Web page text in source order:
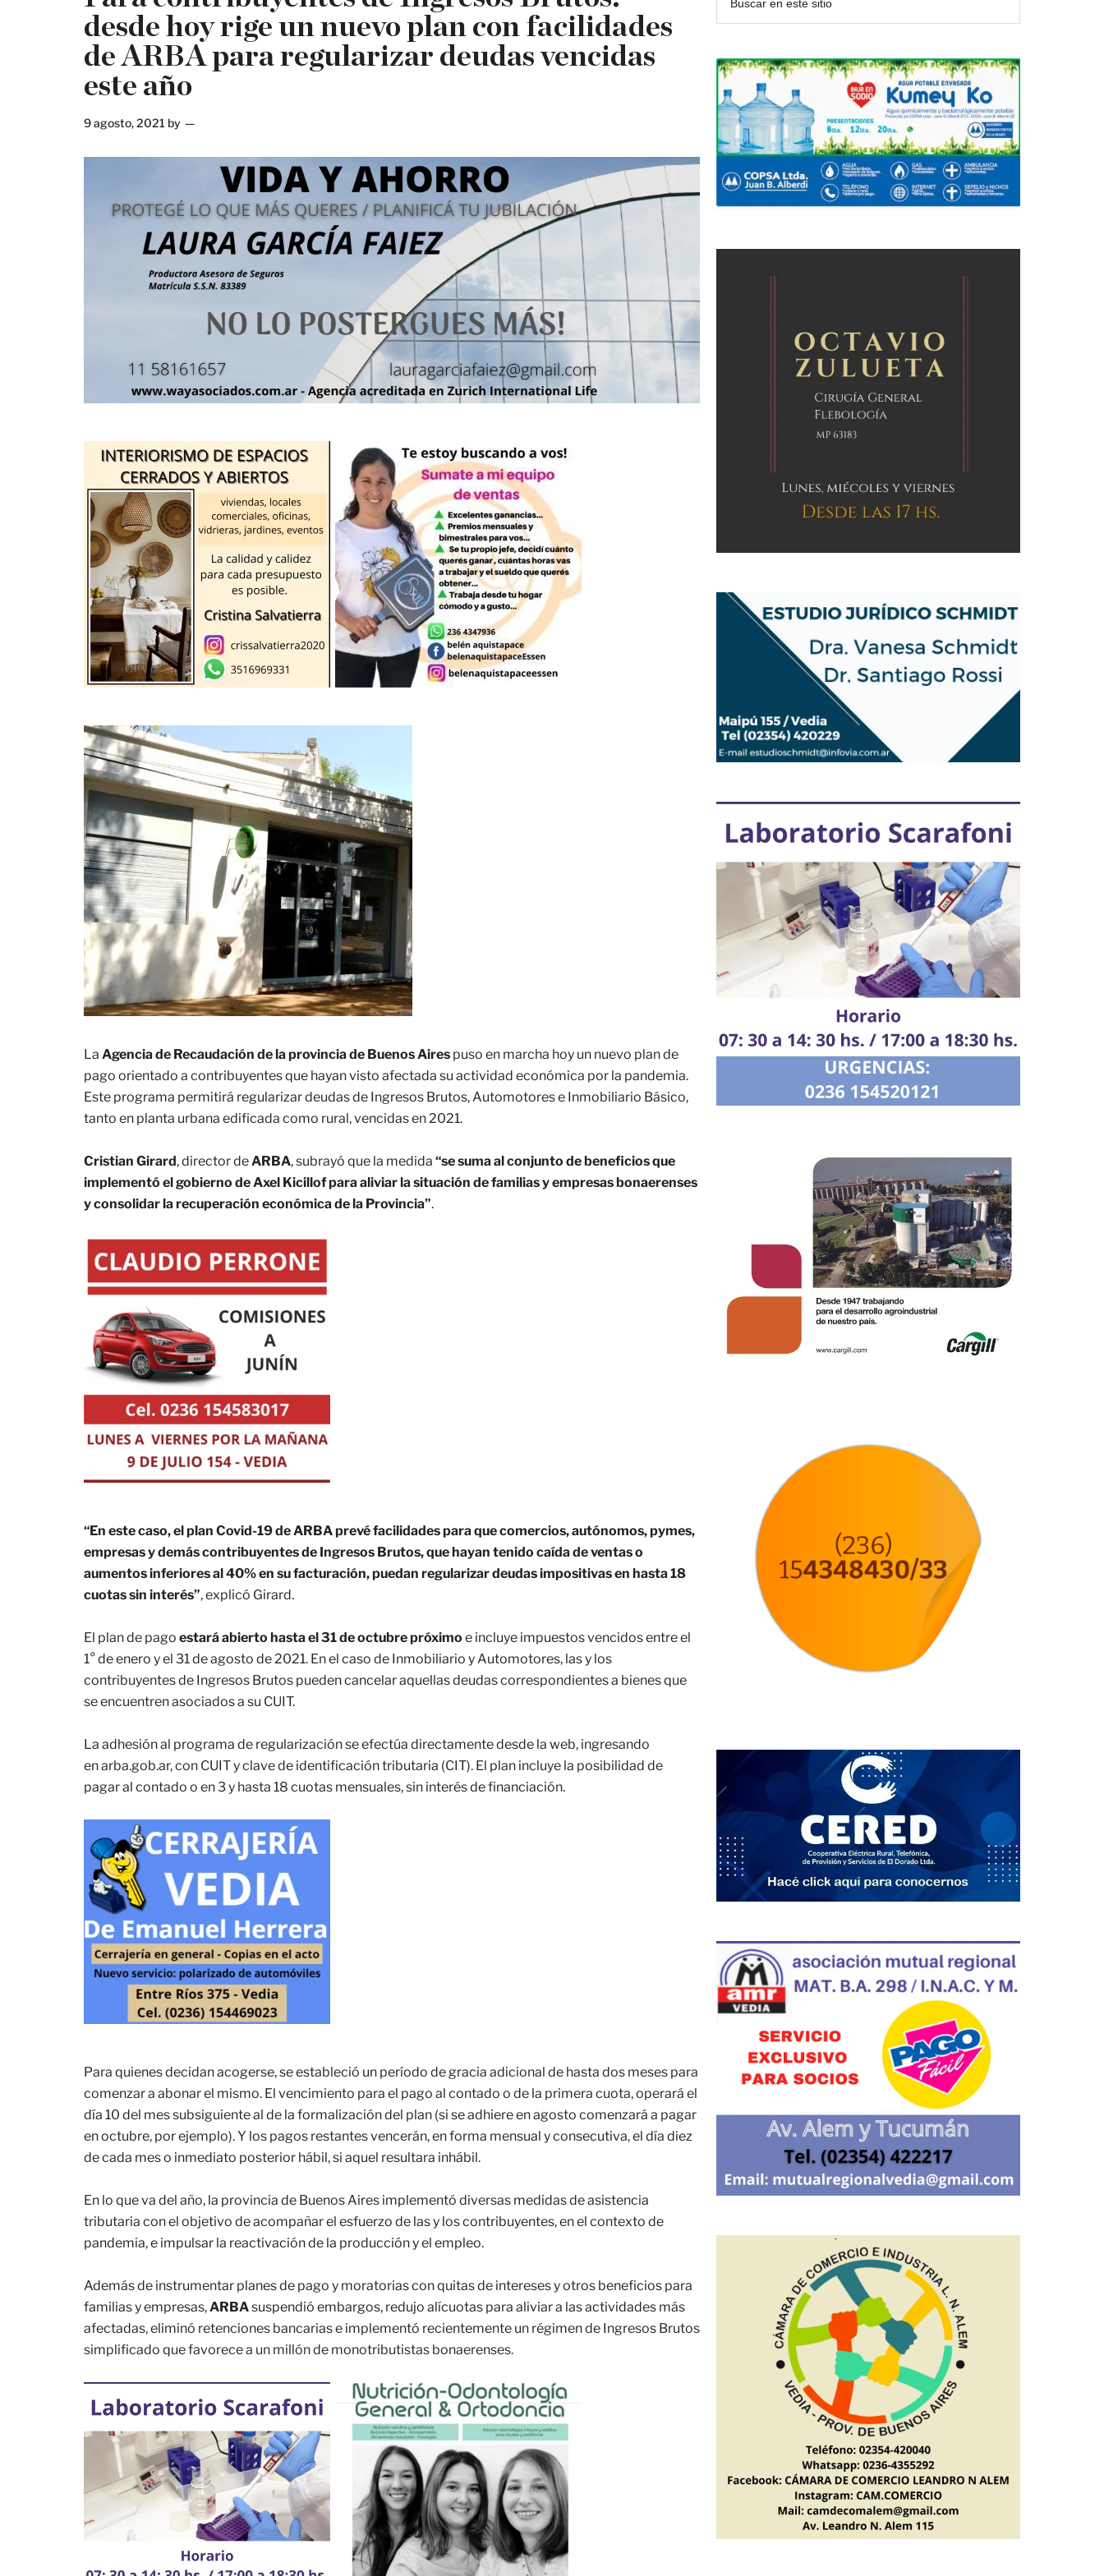
desde hoy rige un nuevo plan con facilidades
de ARBA para regularizar deudas vencidas
este año
9 agosto, 2021 by
La Agencia de Recaudación de la provincia de Buenos Aires puso en marcha hoy un nuevo plan de
pago orientado a contribuyentes que hayan visto afectada su actividad económica por la pandemia.
Este programa permitirá regularizar deudas de Ingresos Brutos, Automotores e Inmobiliario Básico,
tanto en planta urbana edificada como rural, vencidas en 2021.
Cristian Girard, director deARBA, subrayó que la medida “se suma al conjunto de beneficios que
implementó el gobierno de Axel Kicillof para aliviar la situación de familias y empresas bonaerenses
y consolidar la recuperación económica de la Provincia”.
“En este caso, el plan Covid-19 de ARBA prevé facilidades para que comercios, autónomos, pymes,
empresas y demás contribuyentes de Ingresos Brutos, que hayan tenido caída de ventas o
aumentos inferiores al 40% en su facturación, puedan regularizar deudas impositivas en hasta 18
cuotas sin interés”, explicó Girard.
El plan de pago estará abierto hasta el 31 de octubre próximo e incluye impuestos vencidos entre el
1° de enero y el 31 de agosto de 2021. En el caso de Inmobiliario y Automotores, las y los
contribuyentes de Ingresos Brutos pueden cancelar aquellas deudas correspondientes a bienes que
se encuentren asociados a su CUIT.
La adhesión al programa de regularización se efectúa directamente desde la web, ingresando
en arba.gob.ar, con CUIT y clave de identificación tributaria (CIT). El plan incluye la posibilidad de
pagar al contado o en 3 y hasta 18 cuotas mensuales, sin interés de financiación.
Para quienes decidan acogerse, se estableció un período de gracia adicional de hasta dos meses para
comenzar a abonar el mismo. El vencimiento para el pago al contado o de la primera cuota, operará el
día 10 del mes subsiguiente al de la formalización del plan (si se adhiere en agosto comenzará a pagar
en octubre, por ejemplo). Y los pagos restantes vencerán, en forma mensual y consecutiva, el día diez
de cada mes o inmediato posterior hábil, si aquel resultara inhábil.
En lo que va del año, la provincia de Buenos Aires implementó diversas medidas de asistencia
tributaria con el objetivo de acompañar el esfuerzo de las y los contribuyentes, en el contexto de
pandemia, e impulsar la reactivación de la producción y el empleo.
Además de instrumentar planes de pago y moratorias con quitas de intereses y otros beneficios para
familias y empresas,ARBAsuspendió embargos, redujo alícuotas para aliviar a las actividades más
afectadas, eliminó retenciones bancarias e implementó recientemente un régimen de Ingresos Brutos
simplificado que favorece a un millón de monotributistas bonaerenses.